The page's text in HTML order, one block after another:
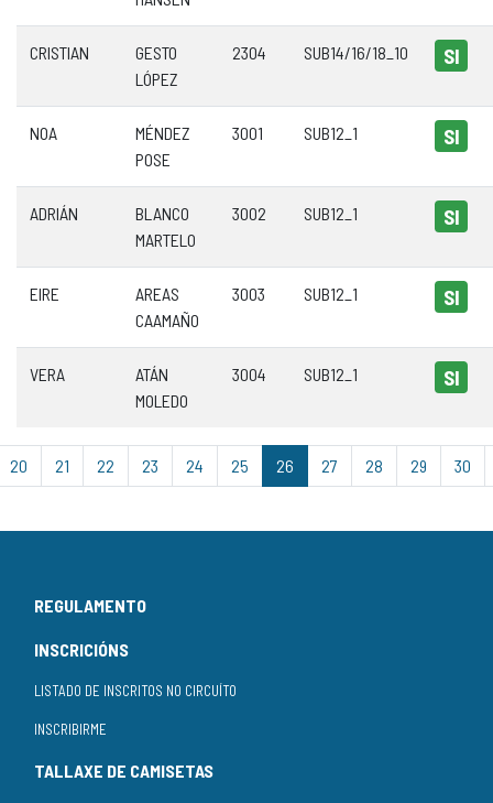
CRISTIAN
GESTO
LÓPEZ
2304 SUB14/16/18_10 SI
NOA
MÉNDEZ
POSE
3001 SUB12_1 SI
ADRIÁN
BLANCO
MARTELO
3002 SUB12_1 SI
EIRE
AREAS
CAAMAÑO
3003 SUB12_1 SI
VERA
ATÁN
MOLEDO
3004 SUB12_1 SI
20 21 22 23 24 25 26 27 28 29 30
REGULAMENTO
INSCRICIÓNS
LISTADO DE INSCRITOS NO CIRCUÍTO
INSCRIBIRME
TALLAXE DE CAMISETAS